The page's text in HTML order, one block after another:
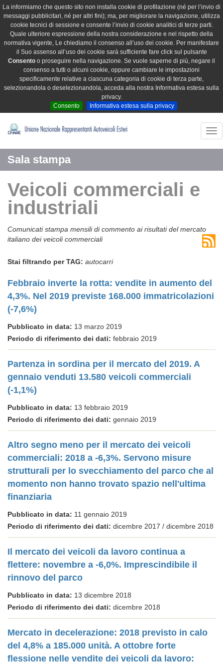
La informiamo che questo sito non installa cookie di profilazione (né per l’invio di
messaggi pubblicitari, né per altri fini); ma, per migliorare la navigazione, utilizza
cookie tecnici di sessione e consente l’invio di cookie analitici di terze parti.
Quale ulteriore espressione della nostra considerazione e nel rispetto della
normativa vigente, Le chiediamo il consenso all’uso dei cookie. Per manifestare
il Suo assenso all’uso dei cookie sarà sufficiente fare click sul pulsante
Consento o proseguire nella navigazione. Se vuole saperne di più, negare il
consenso a tutti o alcuni cookie, oppure cambiare le impostazioni
specificamente relative a ciascuna categoria di cookie di terza parte,
selezionandola o deselezionandola, acceda alla nostra Informativa estesa sulla
privacy.
Consento
Informativa estesa sulla privacy
Sala stampa
Veicoli commerciali e
industriali
Comunicati stampa mensili di commento ai risultati del mercato
italiano dei veicoli commerciali
Stai filtrando per TAG: autocarri
Febbraio inverte la rotta: vendite in aumento del
4,3%. Nel 2019 previste 168.000 immatricolazioni
(-7,6%)
Pubblicato in data: 13 marzo 2019
Periodo di riferimento dei dati: febbraio 2019
Partenza in sordina per il mercato del 2019. A
gennaio venduti 13.580 veicoli commerciali
(-1,1%)
Pubblicato in data: 13 febbraio 2019
Periodo di riferimento dei dati: gennaio 2019
Altro segno meno per il mercato dei veicoli
commerciali: 2018 a -6,3%. Servono misure
strutturali per lo svecchiamento del parco che al
momento non hanno trovato spazio nell'ultima
finanziaria
Pubblicato in data: 11 gennaio 2019
Periodo di riferimento dei dati: dicembre 2017 / dicembre 2018
Il mercato dei veicoli da lavoro continua a
flettere: novembre a -6,0%. Imprescindibile il
rinnovo del parco
Pubblicato in data: 13 dicembre 2018
Periodo di riferimento dei dati: dicembre 2018
Mercato in decelerazione: 2018 previsto in calo
del 4,8% a 185.000 unità. A ottobre forte
flessione nelle vendite dei veicoli da lavoro: